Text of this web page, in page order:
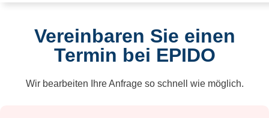
Vereinbaren Sie einen
Termin bei EPIDO
Wir bearbeiten Ihre Anfrage so schnell wie möglich.